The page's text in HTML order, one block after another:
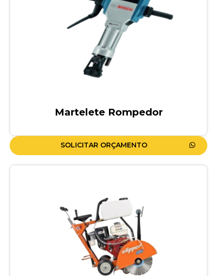
Martelete Rompedor
SOLICITAR ORÇAMENTO